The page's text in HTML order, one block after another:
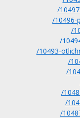
/
/10496-
/
/
/10493-
/
/
/
/
/